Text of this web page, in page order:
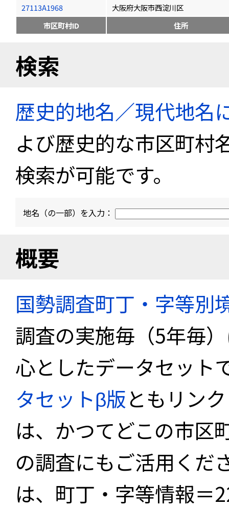
27113A1968
大阪府大阪市西淀川区
市区町村ID
住所
検索
歴史的地名／現代地名
よび歴史的な市区町村
検索が可能です。
地名（の一部）を入力：
概要
国勢調査町丁・字等別
調査の実施毎（5年毎
心としたデータセット
タセットβ版ともリン
は、かつてどこの市区
の調査にもご活用くだ
は、町丁・字等情報＝